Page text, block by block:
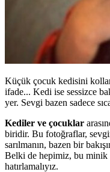
Küçük çocuk kedisini
ifade... Kedi ise sessizce
yer. Sevgi bazen sadece
Kediler ve çocuklar
biridir. Bu fotoğraflar,
sarılmanın, bazen bir
Belki de hepimiz, bu minik
hatırlamalıyız.